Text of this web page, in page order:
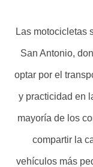
Las motocicletas
San Antonio,
optar por el
y practicidad en
mayoría de los
compartir la
vehículos más